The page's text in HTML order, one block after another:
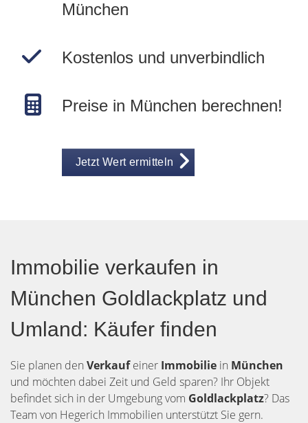
München
Kostenlos und unverbindlich
Preise in München berechnen!
Jetzt Wert ermitteln
Immobilie verkaufen in
München Goldlackplatz und
Umland: Käufer finden
Sie planen den Verkaufeiner Immobilie in München
und möchten dabei Zeit und Geld sparen? Ihr Objekt
befindet sich in der Umgebung vom Goldlackplatz? Das
Team von Hegerich Immobilien unterstützt Sie gern.